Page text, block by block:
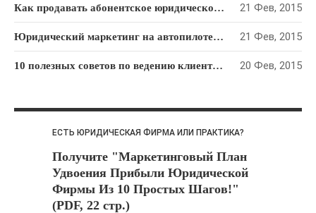
Юридический Маркетинг(112)
ОБЛАКО ТЕГОВ
Email-маркетинг KPI
Видео-маркетинг
Директ-мейл
Интернет-
маркетинг
Консалтинг Контекстная
Как продавать абонентское юридическое обслуживание: Пошаговый алгоритм 21 Фев, 2015
Юридический маркетинг на автопилоте: как привлекать клиентов на “раз-два-три” 21 Фев, 2015
10 полезных советов по ведению клиентской рассылки для юридической фирмы 20 Фев, 2015
ЕСТЬ ЮРИДИЧЕСКАЯ ФИРМА ИЛИ ПРАКТИКА?
Получите "Маркетинговый План
Удвоения Прибыли Юридической
Фирмы Из 10 Простых Шагов!"
(PDF, 22 стр.)